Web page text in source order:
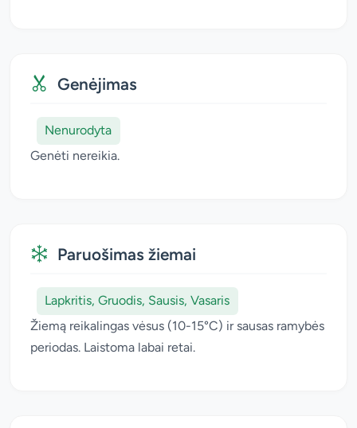
Genėjimas
Nenurodyta
Genėti nereikia.
Paruošimas žiemai
Lapkritis, Gruodis, Sausis, Vasaris
Žiemą reikalingas vėsus (10-15°C) ir sausas ramybės
periodas. Laistoma labai retai.